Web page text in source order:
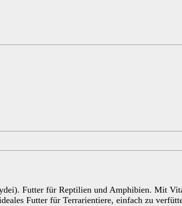
Futter für Reptilien und Amphibien. Mit
Futter für Terrarientiere, einfach zu